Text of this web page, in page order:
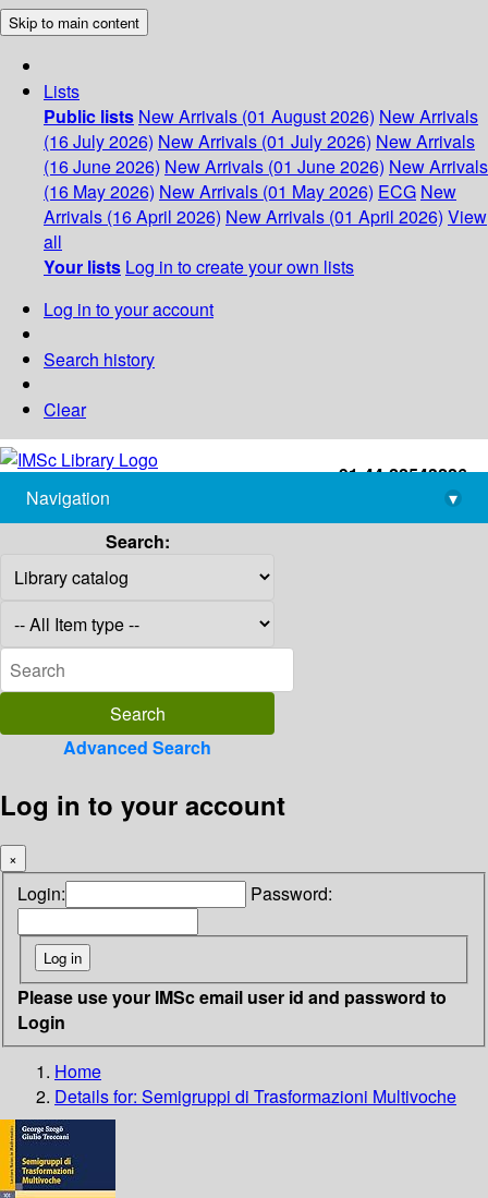
Skip to main content
Lists
Public lists New Arrivals (01 August 2026) New Arrivals
(16 July 2026) New Arrivals (01 July 2026) New Arrivals
(16 June 2026) New Arrivals (01 June 2026) New Arrivals
(16 May 2026) New Arrivals (01 May 2026) ECG New
Arrivals (16 April 2026) New Arrivals (01 April 2026) View
all
Your lists Log in to create your own lists
Log in to your account
Search history
Clear
+91-44-22543226
library@imsc.res.in
Navigation
▾
Search:
Advanced Search
Log in to your account
×
Login: Password:
Please use your IMSc email user id and password to
Login
Home
Details for: Semigruppi di Trasformazioni Multivoche